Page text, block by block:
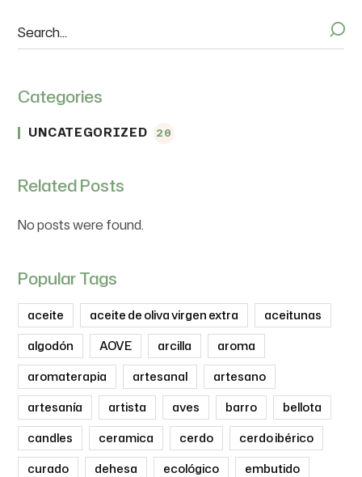
Categories
UNCATEGORIZED 20
Related Posts
No posts were found.
Popular Tags
aceite aceite de oliva virgen extra
aceitunas
algodón
AOVE arcilla
aroma
aromaterapia
artesanal
artesano
artesanía
artista aves barro
bellota
candles
ceramica cerdo
cerdo ibérico
curado
dehesa ecológico
embutido